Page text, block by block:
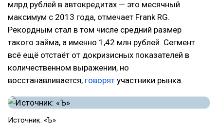
млрд рублей в автокредитах — это месячный
максимум с 2013 года, отмечает Frank RG.
Рекордным стал в том числе средний размер
такого займа, а именно 1,42 млн рублей. Сегмент
всё ещё отстаёт от докризисных показателей в
количественном выражении, но
восстанавливается, говорят участники рынка.
Источник: «Ъ»